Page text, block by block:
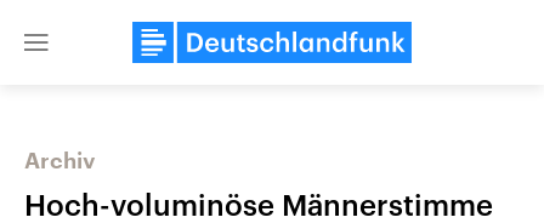
Close
Archiv
Hoch-voluminöse Männerstimme